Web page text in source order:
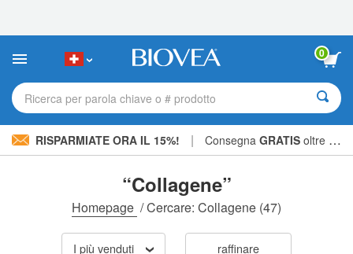
sito
include
sistema
0
Ricerca per parola chiave o # prodotto
RISPARMIATE ORA IL 15%! | Consegna GRATIS oltre CHF 56.00 »
“Collagene”
Homepage /Cercare: Collagene (47)
I più venduti raffinare